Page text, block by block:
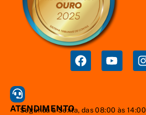
ATENDIMENTO
Segunda à Sexta, das 08:00 às 14:00